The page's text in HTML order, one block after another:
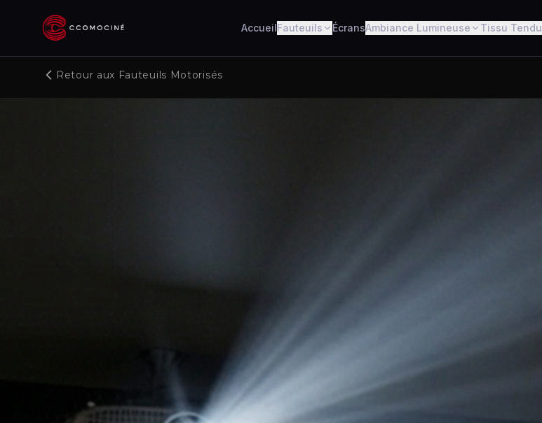
AccueilFauteuils ÉcransAmbiance Lumineuse Tissu Tendu
Retour aux Fauteuils Motorisés